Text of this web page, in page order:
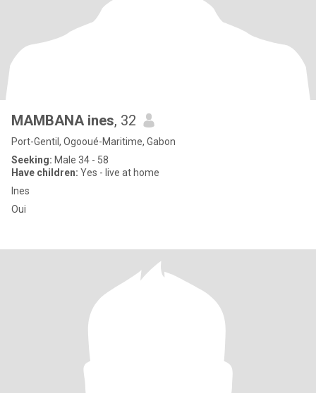
MAMBANA ines, 32
Port-Gentil, Ogooué-Maritime, Gabon
Seeking: Male 34 - 58
Have children: Yes - live at home
Ines
Oui